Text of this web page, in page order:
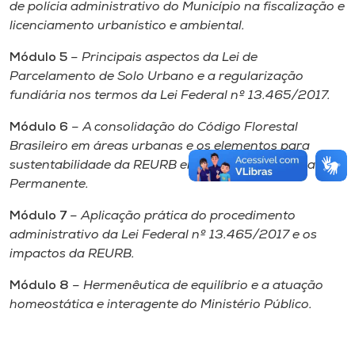
de polícia administrativo do Município na fiscalização e
licenciamento urbanístico e ambiental.
Módulo 5 – Principais aspectos da Lei de
Parcelamento de Solo Urbano e a regularização
fundiária nos termos da Lei Federal nº 13.465/2017.
Módulo 6 – A consolidação do Código Florestal
Brasileiro em áreas urbanas e os elementos para
sustentabilidade da REURB em Áreas de Preservação
Permanente.
Módulo 7 – Aplicação prática do procedimento
administrativo da Lei Federal nº 13.465/2017 e os
impactos da REURB.
Módulo 8 – Hermenêutica de equilíbrio e a atuação
homeostática e interagente do Ministério Público.